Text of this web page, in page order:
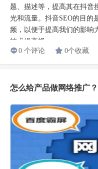
题、描述等，提高其在抖音
光和流量。抖音SEO的目的
频，以便于提高我们的影响
技术提高视...
0 个评论
0个收藏
怎么给产品做网络推广？